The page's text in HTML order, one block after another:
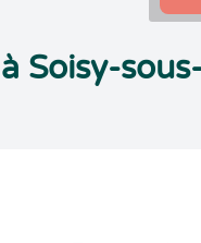
Soisy-